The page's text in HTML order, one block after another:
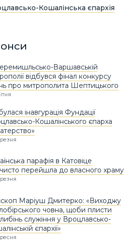
Кошалінська єпархія
Варшавській
відбувся фінал конкурсу
про митрополита Шептицького
інавгурація Фундації
Кошалінського єпарха
парафія в Катовіце
перейшла до власного храму
Маріуш Дмитерко: «Виходжу
човна, щоби плисти
служіння у Вроцлавсько-
єпархії»